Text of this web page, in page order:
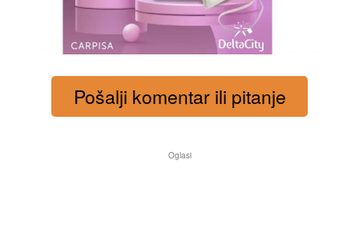
Pošalji komentar ili pitanje
Oglasi